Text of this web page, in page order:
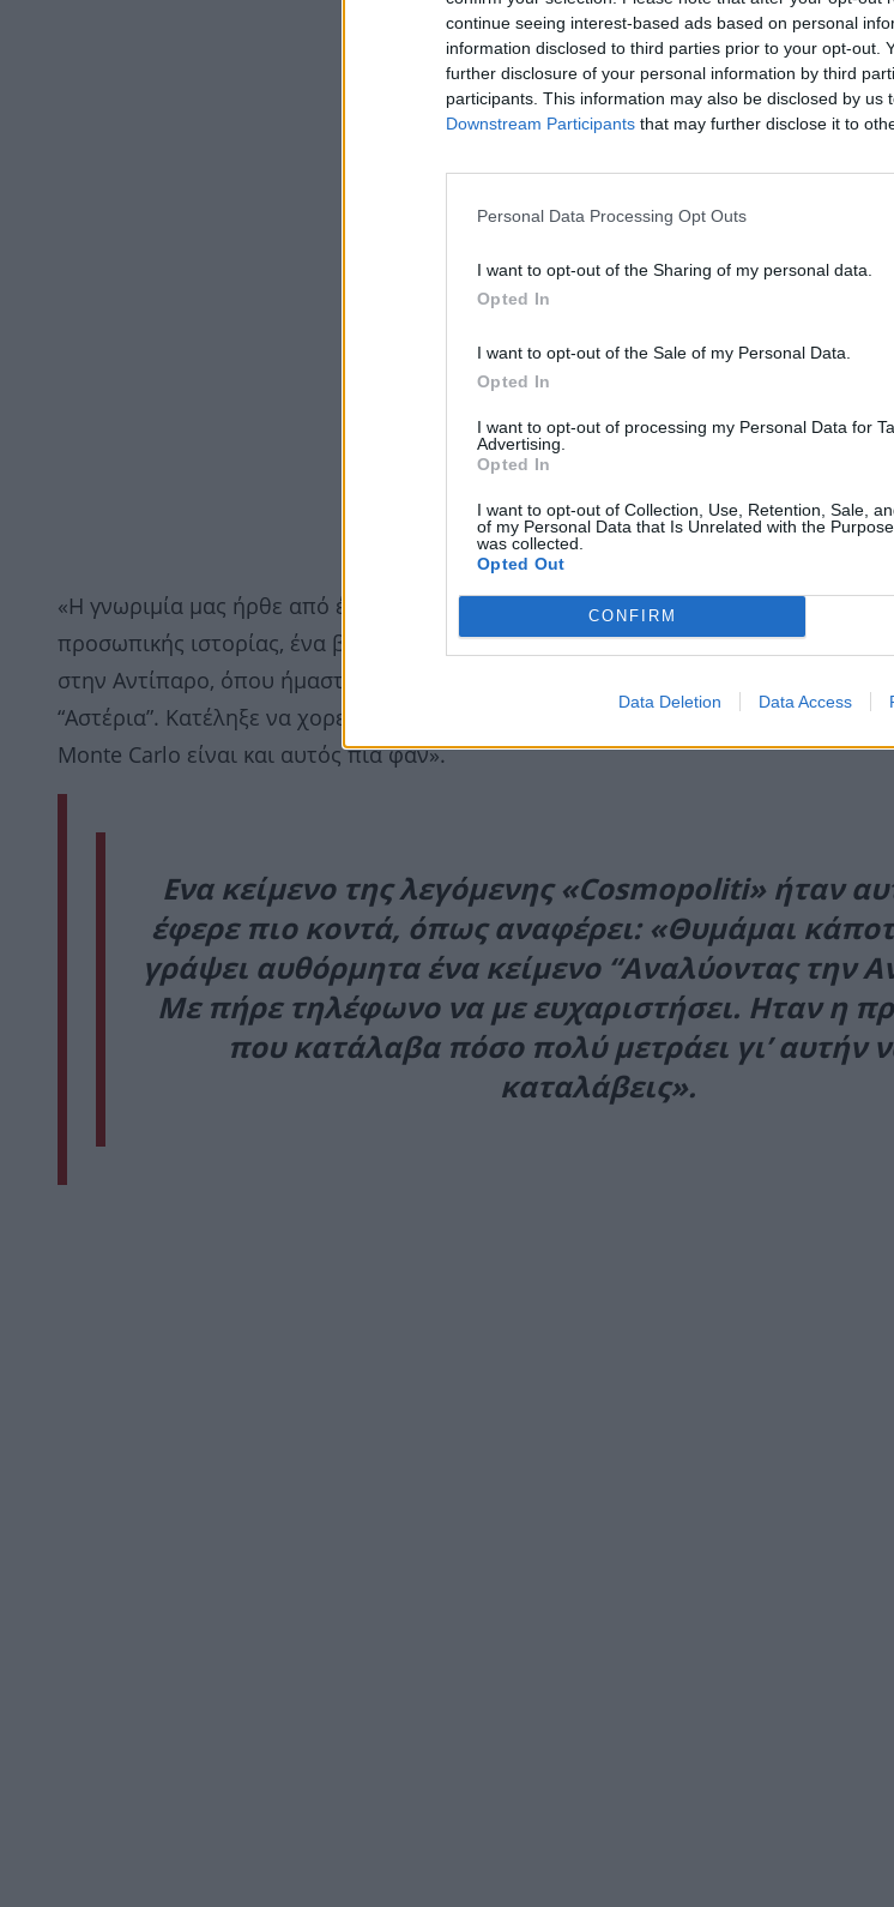
continue seeing interest-based ads based on personal
information disclosed to third parties prior to your opt-out.
further disclosure of your personal information by third
participants. This information may also be disclosed by us
Downstream Participants that may further disclose it to
Personal Data Processing Opt Outs
I want to opt-out of the Sharing of my personal data.
Opted In
I want to opt-out of the Sale of my Personal Data.
Opted In
I want to opt-out of processing my Personal Data for
Advertising.
Opted In
I want to opt-out of Collection, Use, Retention, Sale,
of my Personal Data that Is Unrelated with the
was collected.
Opted Out
CONFIRM
Data Deletion Data Access
«Η γνωριµία µας ήρθε από έναν περίεργο δρόµο, διαµέσου δουλειάς και µιας
προσωπικής ιστορίας, ένα βράδυ που πήγα τον Αλβέρτο του Μονακό στα
στην Αντίπαρο, όπου ήµασταν σε φίλους, για να δει τo συγκλονιστικό σόου που
“Αστέρια”. Κατέληξε να χορεύει όρθιος στο τραπέζι και µετά τις τόσες φορές που
Monte Carlo είναι και αυτός πια φαν».
Eνα κείµενο της λεγόµενης «Cosmopoliti» ήταν
έφερε πιο κοντά, όπως αναφέρει: «Θυµάµαι
γράψει αυθόρµητα ένα κείµενο “Αναλύοντας την
Με πήρε τηλέφωνο να µε ευχαριστήσει. Hταν η
που κατάλαβα πόσο πολύ µετράει γι’ αυτήν
καταλάβεις».